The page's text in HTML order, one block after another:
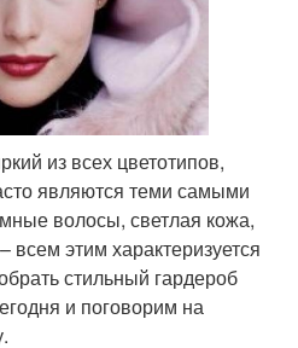
из всех цветотипов,
являются теми самыми
волосы, светлая кожа,
этим характеризуется
стильный гардероб
и поговорим на